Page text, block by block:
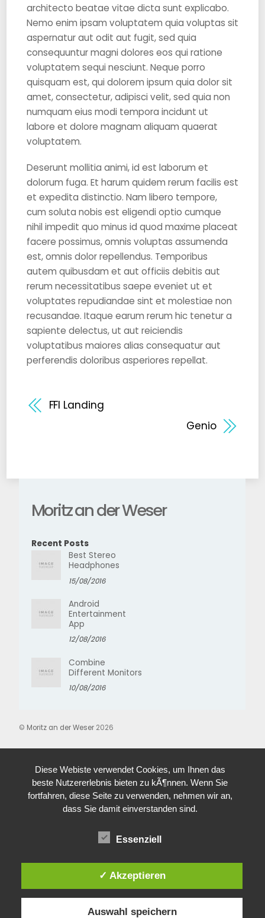
architecto beatae vitae dicta sunt explicabo.
Nemo enim ipsam voluptatem quia voluptas sit
aspernatur aut odit aut fugit, sed quia
consequuntur magni dolores eos qui ratione
voluptatem sequi nesciunt. Neque porro
quisquam est, qui dolorem ipsum quia dolor sit
amet, consectetur, adipisci velit, sed quia non
numquam eius modi tempora incidunt ut
labore et dolore magnam aliquam quaerat
voluptatem.
Deserunt mollitia animi, id est laborum et
dolorum fuga. Et harum quidem rerum facilis est
et expedita distinctio. Nam libero tempore,
cum soluta nobis est eligendi optio cumque
nihil impedit quo minus id quod maxime placeat
facere possimus, omnis voluptas assumenda
est, omnis dolor repellendus. Temporibus
autem quibusdam et aut officiis debitis aut
rerum necessitatibus saepe eveniet ut et
voluptates repudiandae sint et molestiae non
recusandae. Itaque earum rerum hic tenetur a
sapiente delectus, ut aut reiciendis
voluptatibus maiores alias consequatur aut
perferendis doloribus asperiores repellat.
FFI Landing
Genio
Moritz an der Weser
Recent Posts
Best Stereo
Headphones
15/08/2016
Android
Entertainment
App
12/08/2016
Combine
Different Monitors
10/08/2016
© Moritz an der Weser 2026
Diese Webiste verwendet Cookies, um Ihnen das
beste Nutzererlebnis bieten zu kÃ¶nnen. Wenn Sie
fortfahren, diese Seite zu verwenden, nehmen wir an,
dass Sie damit einverstanden sind.
Essenziell
✓ Akzeptieren
Auswahl speichern